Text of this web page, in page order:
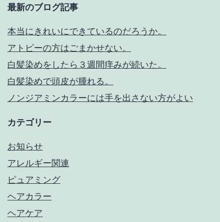
最新のブログ記事
本当にきれいにできているのだろうか。
アトピーの方はごまかせない。
白髪染めをしたら３週間痒みが続いた。
白髪染めで頭皮が腫れる。
ノンジアミンカラーには手を出さない方がよい
カテゴリー
お知らせ
アレルギー関連
ピュアミング
ヘアカラー
ヘアケア